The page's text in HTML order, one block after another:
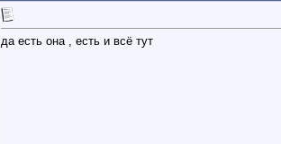
да есть она , есть и всё тут